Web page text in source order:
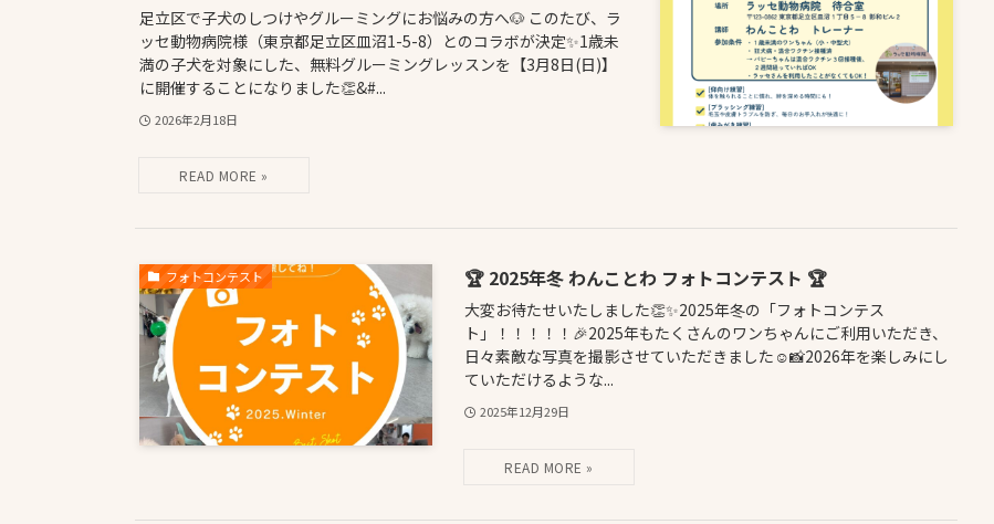
足立区で子犬のしつけやグルーミングにお悩みの方へ🐶 このたび、ラ
ッセ動物病院様（東京都足立区皿沼1-5-8）とのコラボが決定✨1歳未
満の子犬を対象にした、無料グルーミングレッスンを【3月8日(日)】
に開催することになりました👏&#...
2026年2月18日
フォトコンテスト 🏆 2025年冬 わんことわ フォトコンテスト 🏆
大変お待たせいたしました👏✨2025年冬の「フォトコンテス
ト」！！！！！🎉2025年もたくさんのワンちゃんにご利用いただき、
日々素敵な写真を撮影させていただきました☺️📸2026年を楽しみにし
ていただけるような...
2025年12月29日